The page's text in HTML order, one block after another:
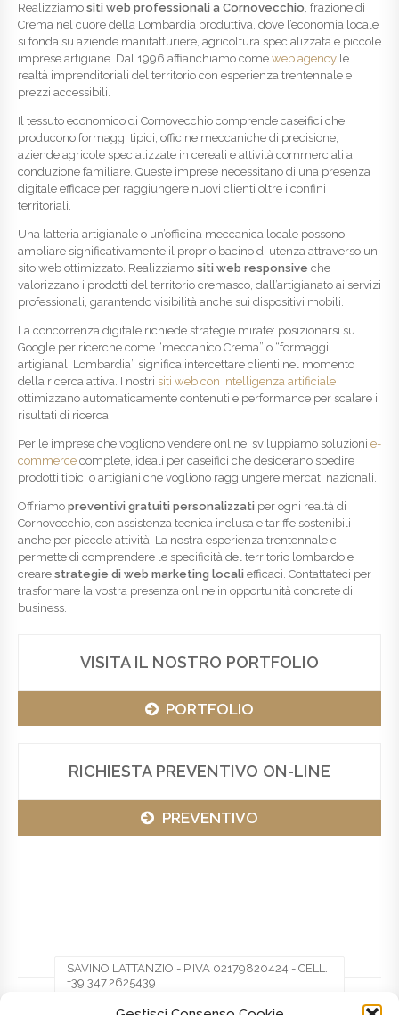
Realizziamo siti web professionali a Cornovecchio, frazione di
Crema nel cuore della Lombardia produttiva, dove l’economia locale
si fonda su aziende manifatturiere, agricoltura specializzata e piccole
imprese artigiane. Dal 1996 affianchiamo come web agency le
realtà imprenditoriali del territorio con esperienza trentennale e
prezzi accessibili.
Il tessuto economico di Cornovecchio comprende caseifici che
producono formaggi tipici, officine meccaniche di precisione,
aziende agricole specializzate in cereali e attività commerciali a
conduzione familiare. Queste imprese necessitano di una presenza
digitale efficace per raggiungere nuovi clienti oltre i confini
territoriali.
Una latteria artigianale o un’officina meccanica locale possono
ampliare significativamente il proprio bacino di utenza attraverso un
sito web ottimizzato. Realizziamo siti web responsive che
valorizzano i prodotti del territorio cremasco, dall’artigianato ai servizi
professionali, garantendo visibilità anche sui dispositivi mobili.
La concorrenza digitale richiede strategie mirate: posizionarsi su
Google per ricerche come “meccanico Crema” o “formaggi
artigianali Lombardia” significa intercettare clienti nel momento
della ricerca attiva. I nostri siti web con intelligenza artificiale
ottimizzano automaticamente contenuti e performance per scalare i
risultati di ricerca.
Per le imprese che vogliono vendere online, sviluppiamo soluzioni e-
commerce complete, ideali per caseifici che desiderano spedire
prodotti tipici o artigiani che vogliono raggiungere mercati nazionali.
Offriamo preventivi gratuiti personalizzati per ogni realtà di
Cornovecchio, con assistenza tecnica inclusa e tariffe sostenibili
anche per piccole attività. La nostra esperienza trentennale ci
permette di comprendere le specificità del territorio lombardo e
creare strategie di web marketing locali efficaci. Contattateci per
trasformare la vostra presenza online in opportunità concrete di
business.
VISITA IL NOSTRO PORTFOLIO
PORTFOLIO
RICHIESTA PREVENTIVO ON-LINE
PREVENTIVO
SAVINO LATTANZIO - P.IVA 02179820424 - CELL.
+39 347.2625439